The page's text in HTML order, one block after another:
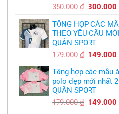
350.000₫ Giá
là:
350.000
300.000
TỔNG HỢP CÁC
THEO YÊU CẦU
QUÂN SPORT
179.000₫ Giá
là:
179.000
149.000
Tổng hợp các mẫu
polo đẹp mới nhất
QUÂN SPORT
179.000₫ Giá
149.000